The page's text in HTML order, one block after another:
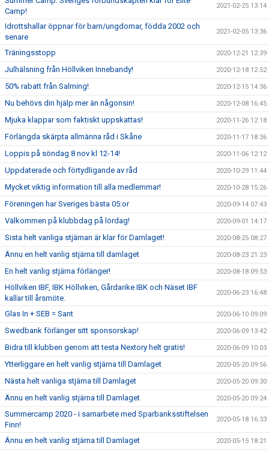
Camp!
2021-02-25 13:14
Idrottshallar öppnar för barn/ungdomar, födda 2002 och
senare
2021-02-05 13:36
Träningsstopp 2020-12-21 12:39
Julhälsning från Höllviken Innebandy! 2020-12-18 12:52
50% rabatt från Salming! 2020-12-15 14:36
Nu behövs din hjälp mer än någonsin! 2020-12-08 16:45
Mjuka klappar som faktiskt uppskattas! 2020-11-26 12:18
Förlängda skärpta allmänna råd i Skåne 2020-11-17 18:36
Loppis på söndag 8 nov kl 12-14! 2020-11-06 12:12
Uppdaterade och förtydligande av råd 2020-10-29 11:44
Mycket viktig information till alla medlemmar! 2020-10-28 15:26
Föreningen har Sveriges bästa 05:or 2020-09-14 07:43
Välkommen på klubbdag på lördag! 2020-09-01 14:17
Sista helt vanliga stjärnan är klar för Damlaget! 2020-08-25 08:27
Ännu en helt vanlig stjärna till damlaget 2020-08-23 21:23
En helt vanlig stjärna förlänger! 2020-08-18 09:53
Höllviken IBF, IBK Höllviken, Gårdarike IBK och Näset IBF
kallar till årsmöte.
2020-06-23 16:48
Glas In + SEB = Sant 2020-06-10 09:09
Swedbank förlänger sitt sponsorskap! 2020-06-09 13:42
Bidra till klubben genom att testa Nextory helt gratis! 2020-06-09 10:03
Ytterliggare en helt vanlig stjärna till Damlaget 2020-05-20 09:56
Nästa helt vanliga stjärna till Damlaget 2020-05-20 09:30
Ännu en helt vanlig stjärna till Damlaget 2020-05-20 09:24
Summercamp 2020 - i samarbete med Sparbanksstiftelsen
Finn!
2020-05-18 16:33
Ännu en helt vanlig stjärna till Damlaget 2020-05-15 18:21